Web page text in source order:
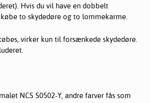
Hvis du vil have en dobbelt
to skydedøre og to lommekarme.
virker kun til forsænkede skydedøre.
NCS S0502-Y, andre farver fås som